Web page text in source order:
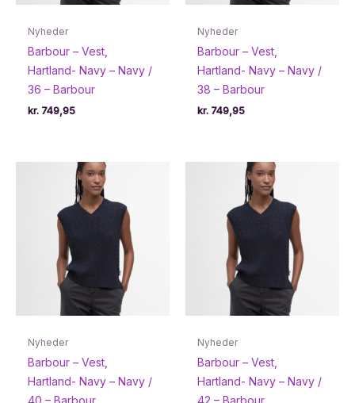
Nyheder
Barbour – Vest,
Hartland- Navy – Navy /
36 – Barbour
kr. 749,95
Nyheder
Barbour – Vest,
Hartland- Navy – Navy /
38 – Barbour
kr. 749,95
Nyheder
Barbour – Vest,
Hartland- Navy – Navy /
40 – Barbour
Nyheder
Barbour – Vest,
Hartland- Navy – Navy /
42 – Barbour